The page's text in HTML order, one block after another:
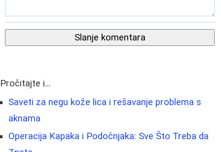
Slanje komentara
Pročitajte i...
Saveti za negu kože lica i rešavanje problema s
aknama
Operacija Kapaka i Podočnjaka: Sve Što Treba da